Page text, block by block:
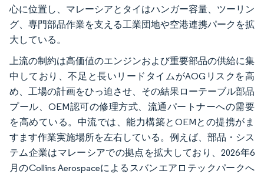
心に位置し、マレーシアとタイはハンガー容量、ツーリン
グ、専門部品作業を支える工業団地や空港連携パークを拡
大している。
上流の制約は高価値のエンジンおよび重要部品の供給に集
中しており、不足と長いリードタイムがAOGリスクを高
め、工場の計画をひっ迫させ、その結果ローテーブル部品
プール、OEM認可の修理方式、流通パートナーへの需要
を高めている。中流では、能力構築とOEMとの提携がま
すます作業実施場所を左右している。例えば、部品・シス
テム企業はマレーシアでの拠点を拡大しており、2026年6
月のCollins Aerospaceによるスバンエアロテックパークへ